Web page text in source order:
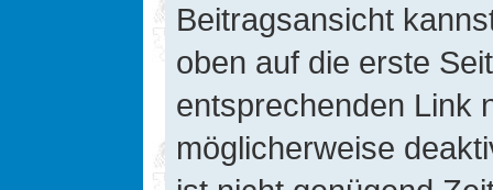
Beitragsansicht
oben auf die erste
entsprechenden Link
möglicherweise